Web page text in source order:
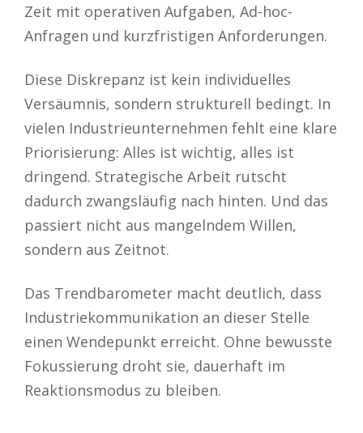
Zeit mit operativen Aufgaben, Ad-hoc-
Anfragen und kurzfristigen Anforderungen.
Diese Diskrepanz ist kein individuelles
Versäumnis, sondern strukturell bedingt. In
vielen Industrieunternehmen fehlt eine klare
Priorisierung: Alles ist wichtig, alles ist
dringend. Strategische Arbeit rutscht
dadurch zwangsläufig nach hinten. Und das
passiert nicht aus mangelndem Willen,
sondern aus Zeitnot.
Das Trendbarometer macht deutlich, dass
Industriekommunikation an dieser Stelle
einen Wendepunkt erreicht. Ohne bewusste
Fokussierung droht sie, dauerhaft im
Reaktionsmodus zu bleiben.